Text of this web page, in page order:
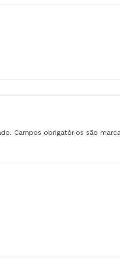
Campos obrigatórios são